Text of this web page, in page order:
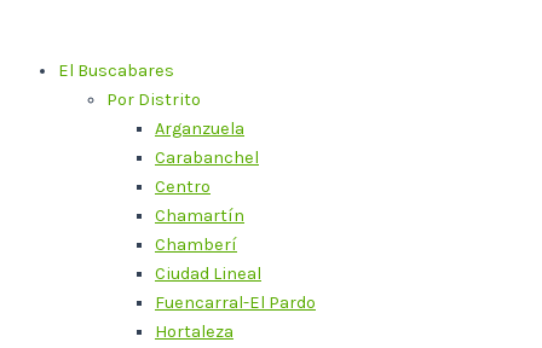
contenidoEl Buscabares
Por Distrito
Arganzuela
Carabanchel
Centro
Chamartín
Chamberí
Ciudad Lineal
Fuencarral-El Pardo
Hortaleza